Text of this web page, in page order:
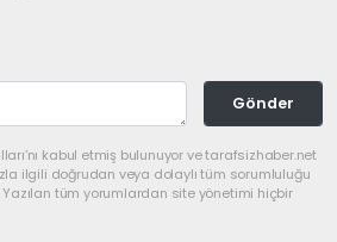
Gönder
kabul etmiş bulunuyor ve tarafsizhaber.net
ilgili doğrudan veya dolaylı tüm sorumluluğu
Yazılan tüm yorumlardan site yönetimi hiçbir